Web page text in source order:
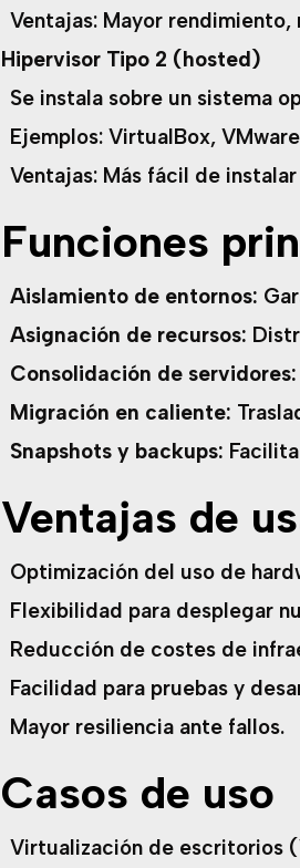
Ventajas: Mayor
Hipervisor Tipo 2 (hosted)
Se instala sobre un sistema
Ejemplos: VirtualBox,
Ventajas: Más fácil de
Funciones
Aislamiento de entornos:
Asignación de recursos:
Consolidación de servidores:
Migración en caliente:
Snapshots y backups:
Ventajas de
Optimización del uso de
Flexibilidad para desplegar
Reducción de costes de
Facilidad para pruebas y
Mayor resiliencia ante fallos.
Casos de uso
Virtualización de escritorios